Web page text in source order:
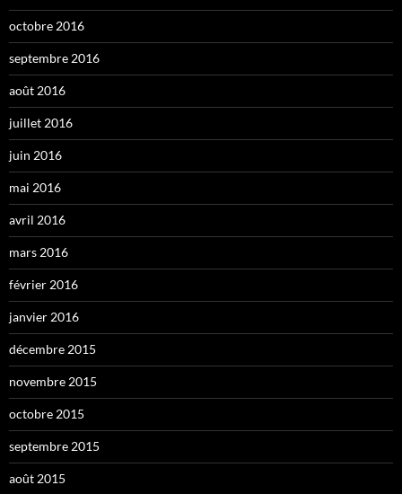
octobre 2016
septembre 2016
août 2016
juillet 2016
juin 2016
mai 2016
avril 2016
mars 2016
février 2016
janvier 2016
décembre 2015
novembre 2015
octobre 2015
septembre 2015
août 2015